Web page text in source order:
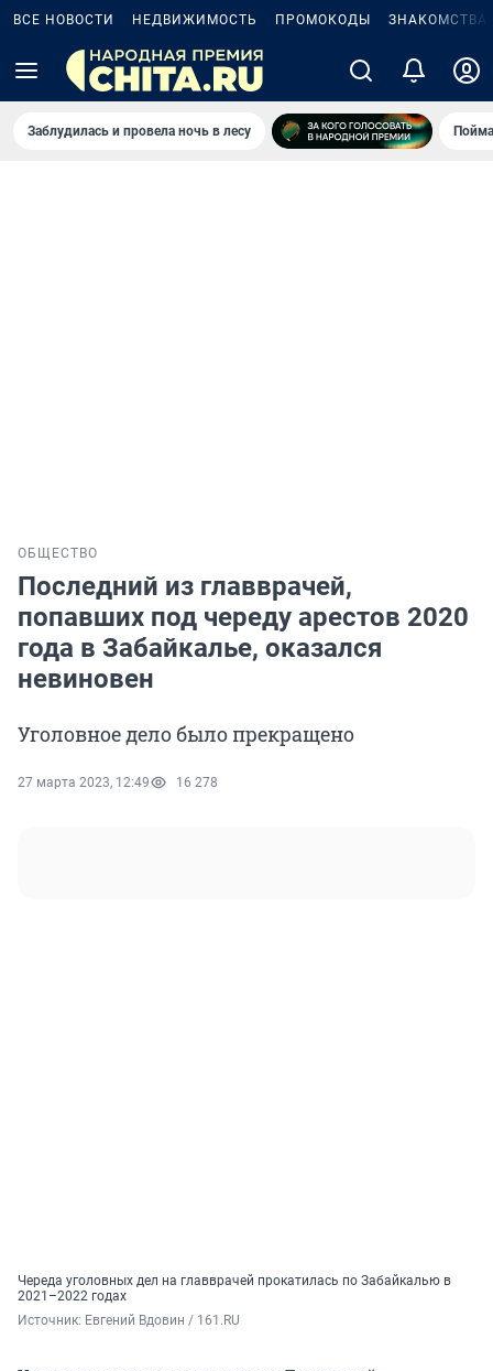
ВСЕ НОВОСТИ НЕДВИЖИМОСТЬ ПРОМОКОДЫ ЗНАКОМСТВА
Заблудилась и провела ночь в лесу
ОБЩЕСТВО
Последний из главврачей,
попавших под череду арестов 2020
года в Забайкалье, оказался
невиновен
Уголовное дело было прекращено
27 марта 2023, 12:49 16 278
Череда уголовных дел на главврачей прокатилась по Забайкалью в
2021–2022 годах
Источник: Евгений Вдовин / 161.RU